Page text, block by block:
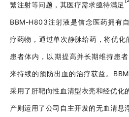
繁注射等问题，其医疗需求亟待满足
BBM-H803注射液是信念医药拥有
疗药物，通过单次静脉给药，将优
患者体内，以期提高并长期维持患
来持续的预防出血的治疗获益。
采用了肝靶向性血清型衣壳和经优化
产则运用了公司自主开发的无血清悬